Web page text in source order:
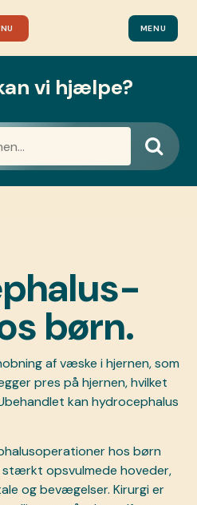
MENU
vi hjælpe?
børn.
af væske i hjernen, som
pres på hjernen, hvilket
kan hydrocephalus
hos børn
opsvulmede hoveder,
og bevægelser. Kirurgi er